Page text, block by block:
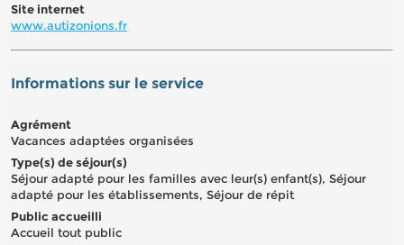
Site internet
www.autizonions.fr
Informations sur le service
Agrément
Vacances adaptées organisées
Type(s) de séjour(s)
Séjour adapté pour les familles avec leur(s) enfant(s), Séjour
adapté pour les établissements, Séjour de répit
Public accueilli
Accueil tout public